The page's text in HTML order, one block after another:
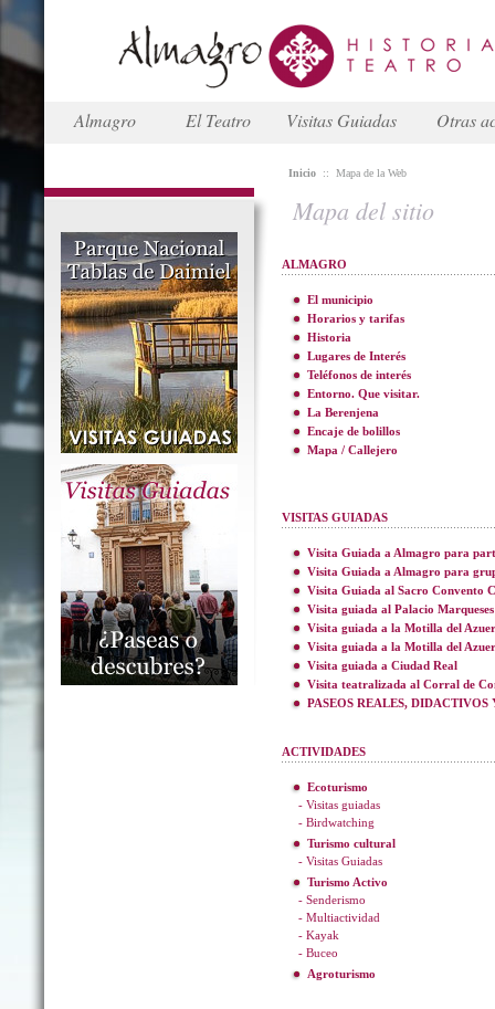
Almagro El Teatro Visitas Guiadas Otras
Inicio :: Mapa de la Web
Mapa del sitio
ALMAGRO
El municipio
Horarios y tarifas
Historia
Lugares de Interés
Teléfonos de interés
Entorno. Que visitar.
La Berenjena
Encaje de bolillos
Mapa / Callejero
VISITAS GUIADAS
Visita Guiada a Almagro para
Visita Guiada a Almagro para
Visita Guiada al Sacro Convento
Visita guiada al Palacio
Visita guiada a la Motilla del
Visita guiada a la Motilla del
Visita guiada a Ciudad Real
Visita teatralizada al Corral de
PASEOS REALES,
ACTIVIDADES
Ecoturismo
- Visitas guiadas
- Birdwatching
Turismo cultural
- Visitas Guiadas
Turismo Activo
- Senderismo
- Multiactividad
- Kayak
- Buceo
Agroturismo